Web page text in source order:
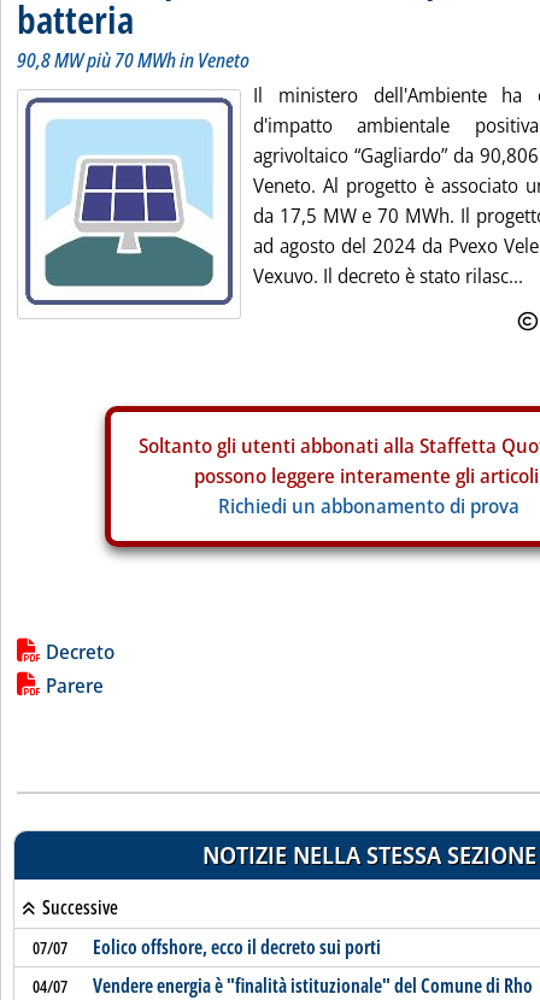
batteria
90,8 MW più 70 MWh in Veneto
Il ministero dell'Ambiente ha
d'impatto ambientale
agrivoltaico “Gagliardo” da
Veneto. Al progetto è associato
da 17,5 MW e 70 MWh. Il
ad agosto del 2024 da Pvexo
Vexuvo. Il decreto è stato rilasc...
Soltanto gli utenti abbonati alla Staffetta
possono leggere interamente gli
Richiedi un abbonamento di prova
Lista allegati PDF alla notizia
Decreto
Parere
NOTIZIE NELLA STESSA SEZIONE
Successive
07/07 Eolico offshore, ecco il decreto sui porti
04/07 Vendere energia è "finalità istituzionale" del Comune di Rho